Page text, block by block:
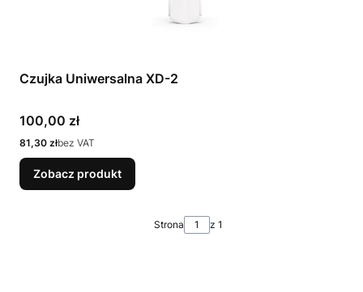
Czujka Uniwersalna XD-2
Cena
100,00 zł
Cena
81,30 złbez VAT
Zobacz produkt
Strona z 1